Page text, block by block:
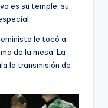
es su temple, su
le tocó a
de la mesa. La
la transmisión de